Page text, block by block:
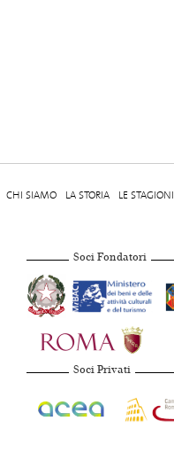
CHI SIAMO LA STORIA LE STAGIONI
Soci Fondatori
Soci Privati